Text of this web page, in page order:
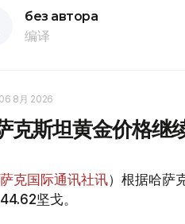
без автора
编译
8月 2026
克斯坦黄金价格继
克国际通讯社讯）根据哈萨
坚戈。